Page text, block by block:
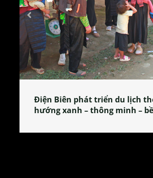
Điện Biên phát triển du lịch
hướng xanh – thông minh –